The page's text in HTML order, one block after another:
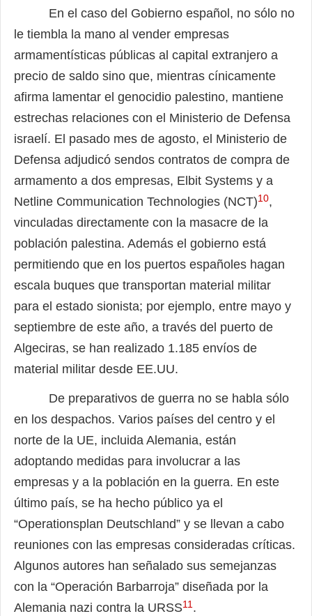
En el caso del Gobierno español, no sólo no
le tiembla la mano al vender empresas
armamentísticas públicas al capital extranjero a
precio de saldo sino que, mientras cínicamente
afirma lamentar el genocidio palestino, mantiene
estrechas relaciones con el Ministerio de Defensa
israelí. El pasado mes de agosto, el Ministerio de
Defensa adjudicó sendos contratos de compra de
armamento a dos empresas, Elbit Systems y a
Netline Communication Technologies (NCT)10,
vinculadas directamente con la masacre de la
población palestina. Además el gobierno está
permitiendo que en los puertos españoles hagan
escala buques que transportan material militar
para el estado sionista; por ejemplo, entre mayo y
septiembre de este año, a través del puerto de
Algeciras, se han realizado 1.185 envíos de
material militar desde EE.UU.
De preparativos de guerra no se habla sólo
en los despachos. Varios países del centro y el
norte de la UE, incluida Alemania, están
adoptando medidas para involucrar a las
empresas y a la población en la guerra. En este
último país, se ha hecho público ya el
“Operationsplan Deutschland” y se llevan a cabo
reuniones con las empresas consideradas críticas.
Algunos autores han señalado sus semejanzas
con la “Operación Barbarroja” diseñada por la
Alemania nazi contra la URSS11 .